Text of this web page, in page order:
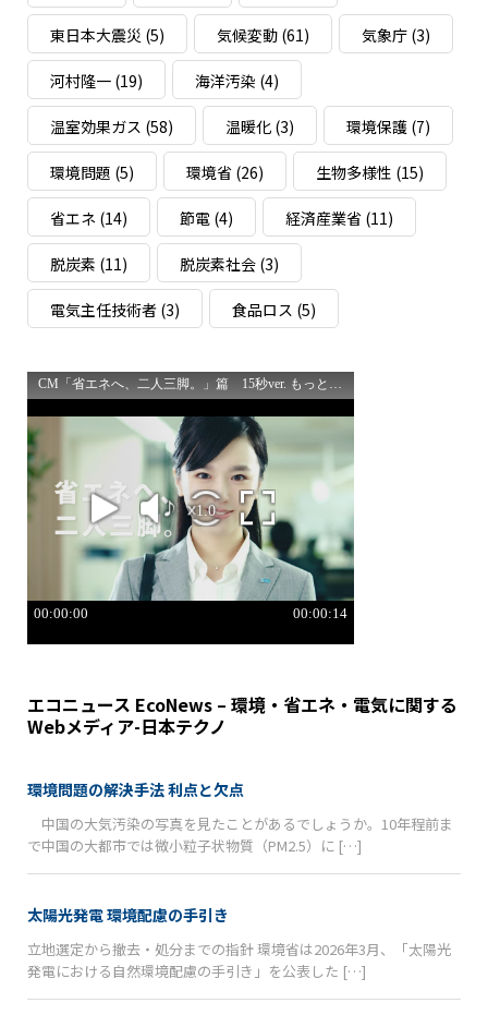
東日本大震災 (5) 気候変動(61) 気象庁(3)
河村隆一(19) 海洋汚染 (4)
温室効果ガス (58) 温暖化(3) 環境保護(7)
環境問題 (5) 環境省(26) 生物多様性 (15)
省エネ (14) 節電(4) 経済産業省(11)
脱炭素 (11) 脱炭素社会(3)
電気主任技術者(3) 食品ロス (5)
エコニュース EcoNews – 環境・省エネ・電気に関する
Webメディア-日本テクノ
環境問題の解決手法 利点と欠点
中国の大気汚染の写真を見たことがあるでしょうか。10年程前ま
で中国の大都市では微小粒子状物質（PM2.5）に […]
太陽光発電 環境配慮の手引き
立地選定から撤去・処分までの指針 環境省は2026年3月、「太陽光
発電における自然環境配慮の手引き」を公表した […]